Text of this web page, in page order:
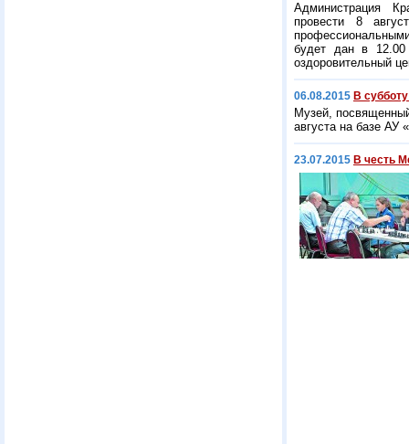
Администрация
провести 8
будет дан в 12.00
оздоровительный
06.08.2015 В
Музей,
августа на базе АУ
23.07.2015 В честь